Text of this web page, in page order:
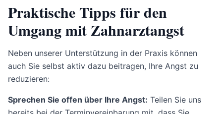
Praktische Tipps für den
Umgang mit Zahnarztangst
Neben unserer Unterstützung in der Praxis können
auch Sie selbst aktiv dazu beitragen, Ihre Angst zu
reduzieren:
Sprechen Sie offen über Ihre Angst: Teilen Sie uns